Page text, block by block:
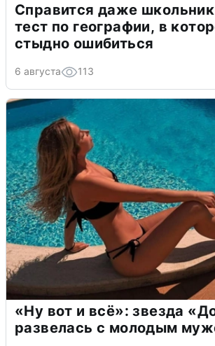
Справится даже
тест по географии, в
стыдно ошибиться
6 августа 113
«Ну вот и всё»: звезда
развелась с молодым